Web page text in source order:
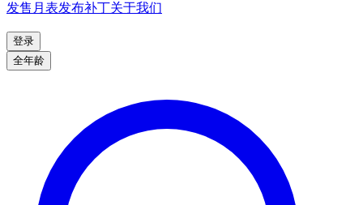
发售月表发布补丁关于我们
登录
全年龄